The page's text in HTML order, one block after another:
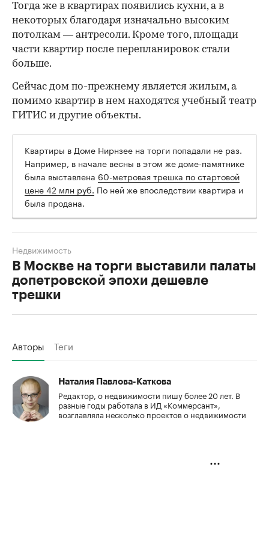
Тогда же в квартирах появились кухни, а в
некоторых благодаря изначально высоким
потолкам — антресоли. Кроме того, площади
части квартир после перепланировок стали
больше.
Сейчас дом по-прежнему является жилым, а
помимо квартир в нем находятся учебный театр
ГИТИС и другие объекты.
Квартиры в Доме Нирнзее на торги попадали не раз.
Например, в начале весны в этом же доме-памятнике
была выставлена 60-метровая трешка по стартовой
цене 42 млн руб. По ней же впоследствии квартира и
была продана.
В Москве на торги выставили палаты
допетровской эпохи дешевле
трешки
Недвижимость
Авторы Теги
Наталия Павлова-Каткова
Редактор, о недвижимости пишу более 20 лет. В
разные годы работала в ИД «Коммерсант»,
возглавляла несколько проектов о недвижимости